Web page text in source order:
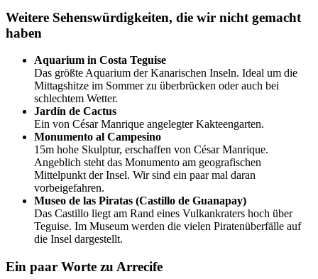
Weitere Sehenswürdigkeiten, die wir nicht gemacht
haben
Aquarium in Costa Teguise
Das größte Aquarium der Kanarischen Inseln. Ideal um die
Mittagshitze im Sommer zu überbrücken oder auch bei
schlechtem Wetter.
Jardín de Cactus
Ein von César Manrique angelegter Kakteengarten.
Monumento al Campesino
15m hohe Skulptur, erschaffen von César Manrique.
Angeblich steht das Monumento am geografischen
Mittelpunkt der Insel. Wir sind ein paar mal daran
vorbeigefahren.
Museo de las Piratas (Castillo de Guanapay)
Das Castillo liegt am Rand eines Vulkankraters hoch über
Teguise. Im Museum werden die vielen Piratenüberfälle auf
die Insel dargestellt.
Ein paar Worte zu Arrecife